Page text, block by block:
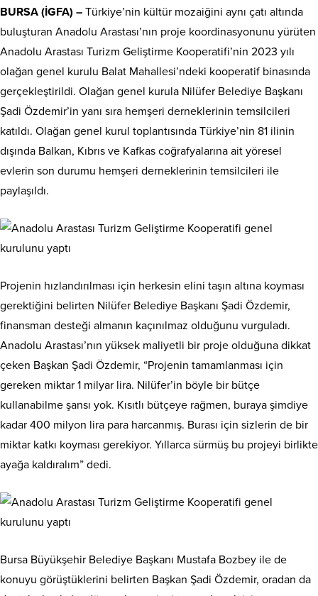
BURSA (İGFA) – Türkiye’nin kültür mozaiğini aynı çatı altında
buluşturan Anadolu Arastası’nın proje koordinasyonunu yürüten
Anadolu Arastası Turizm Geliştirme Kooperatifi’nin 2023 yılı
olağan genel kurulu Balat Mahallesi’ndeki kooperatif binasında
gerçekleştirildi. Olağan genel kurula Nilüfer Belediye Başkanı
Şadi Özdemir’in yanı sıra hemşeri derneklerinin temsilcileri
katıldı. Olağan genel kurul toplantısında Türkiye’nin 81 ilinin
dışında Balkan, Kıbrıs ve Kafkas coğrafyalarına ait yöresel
evlerin son durumu hemşeri derneklerinin temsilcileri ile
paylaşıldı.
Projenin hızlandırılması için herkesin elini taşın altına koyması
gerektiğini belirten Nilüfer Belediye Başkanı Şadi Özdemir,
finansman desteği almanın kaçınılmaz olduğunu vurguladı.
Anadolu Arastası’nın yüksek maliyetli bir proje olduğuna dikkat
çeken Başkan Şadi Özdemir, “Projenin tamamlanması için
gereken miktar 1 milyar lira. Nilüfer’in böyle bir bütçe
kullanabilme şansı yok. Kısıtlı bütçeye rağmen, buraya şimdiye
kadar 400 milyon lira para harcanmış. Burası için sizlerin de bir
miktar katkı koyması gerekiyor. Yıllarca sürmüş bu projeyi birlikte
ayağa kaldıralım” dedi.
Bursa Büyükşehir Belediye Başkanı Mustafa Bozbey ile de
konuyu görüştüklerini belirten Başkan Şadi Özdemir, oradan da